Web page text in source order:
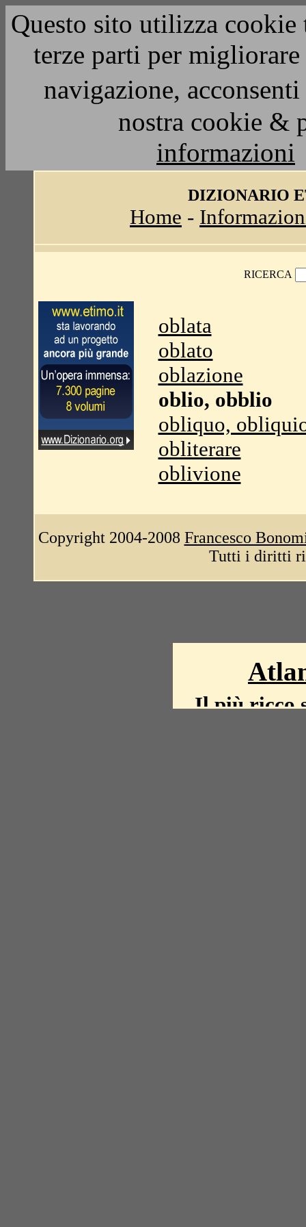
Questo sito utilizza
terze parti per
navigazione,
nostra cookie &
informazioni
DIZIONARIO
Home -
RICERCA
oblata
oblato
oblazione
oblio, obblio
obliquo,
obliterare
oblivione
Copyright 2004-2008 Francesco
Tutti i diritti
Il più ricco